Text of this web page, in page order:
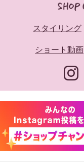
スタイリング
ショート動画